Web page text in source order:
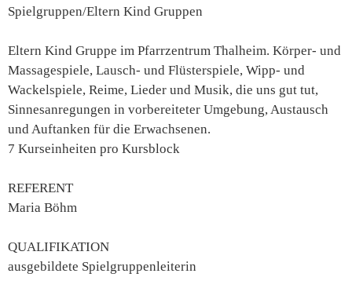
Spielgruppen/Eltern Kind Gruppen
Eltern Kind Gruppe im Pfarrzentrum Thalheim. Körper- und
Massagespiele, Lausch- und Flüsterspiele, Wipp- und
Wackelspiele, Reime, Lieder und Musik, die uns gut tut,
Sinnesanregungen in vorbereiteter Umgebung, Austausch
und Auftanken für die Erwachsenen.
7 Kurseinheiten pro Kursblock
REFERENT
Maria Böhm
QUALIFIKATION
ausgebildete Spielgruppenleiterin